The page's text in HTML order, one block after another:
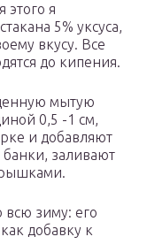
этого я
5% уксуса,
вкусу. Все
до кипения.
мытую
0,5 -1 см,
и добавляют
заливают
зиму: его
добавку к